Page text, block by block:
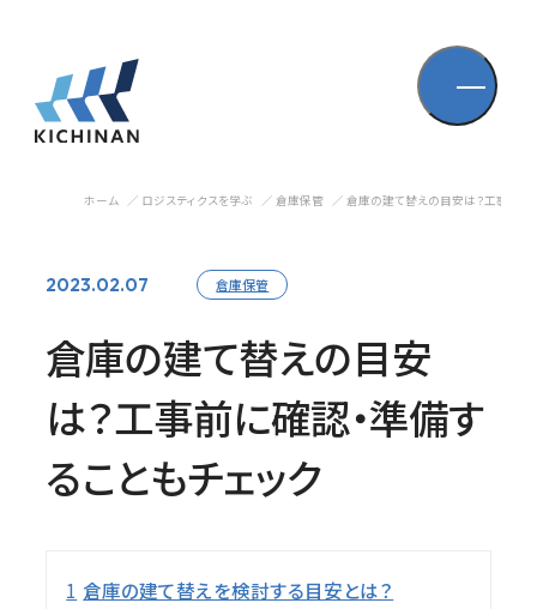
ホーム ロジスティクスを学ぶ 倉庫保管 倉庫の建て替えの目安は？工事前に
2023.02.07 倉庫保管
倉庫の建て替えの目安
は？工事前に確認・準備す
ることもチェック
目次
1 倉庫の建て替えを検討する目安とは？